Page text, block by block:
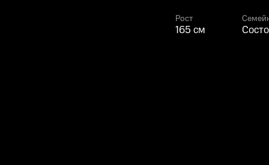
Рост
165 см